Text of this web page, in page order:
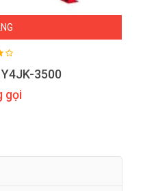
3500
gọi